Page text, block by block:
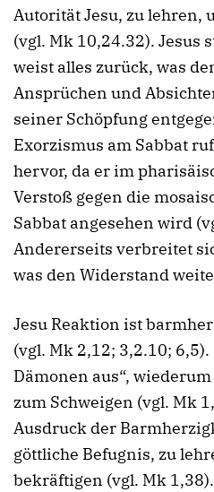
Autorität Jesu, zu lehren,
(vgl. Mk 10,24.32). Jesus
weist alles zurück, was
Ansprüchen und
seiner Schöpfung
Exorzismus am Sabbat
hervor, da er im
Verstoß gegen die
Sabbat angesehen wird
Andererseits verbreitet
was den Widerstand
Jesu Reaktion ist
(vgl. Mk 2,12; 3,2.10;
Dämonen aus“,
zum Schweigen (vgl. Mk
Ausdruck der
göttliche Befugnis, zu
bekräftigen (vgl. Mk 1,38).